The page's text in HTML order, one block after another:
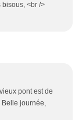
<br />
pont est de
Belle journée,